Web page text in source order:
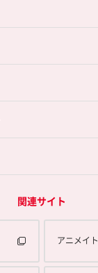
関連サイト
アニメイト